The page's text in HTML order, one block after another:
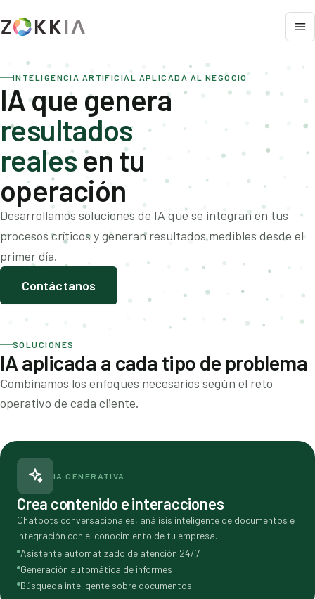
INTELIGENCIA ARTIFICIAL APLICADA AL NEGOCIO
IA que genera
resultados
reales en tu
operación
Desarrollamos soluciones de IA que se integran en tus
procesos críticos y generan resultados medibles desde el
primer día.
Contáctanos
SOLUCIONES
IA aplicada a cada tipo de problema
Combinamos los enfoques necesarios según el reto
operativo de cada cliente.
IA GENERATIVA
Crea contenido e interacciones
Chatbots conversacionales, análisis inteligente de documentos e
integración con el conocimiento de tu empresa.
Asistente automatizado de atención 24/7
Generación automática de informes
Búsqueda inteligente sobre documentos